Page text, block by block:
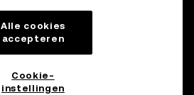
Alle cookies
accepteren
Cookie-
instellingen